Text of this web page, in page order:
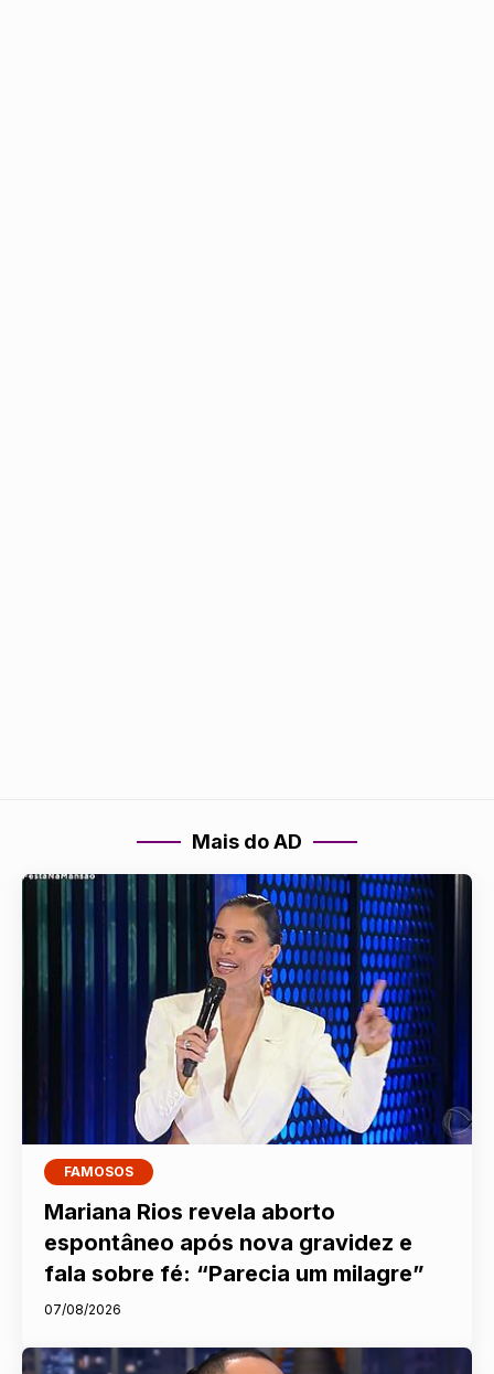
Mais do AD
FAMOSOS
Mariana Rios revela aborto
espontâneo após nova gravidez e
fala sobre fé: “Parecia um milagre”
07/08/2026